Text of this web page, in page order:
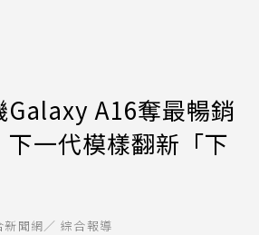
Galaxy A16奪最暢銷
一代模樣翻新「下
新聞網／ 綜合報導